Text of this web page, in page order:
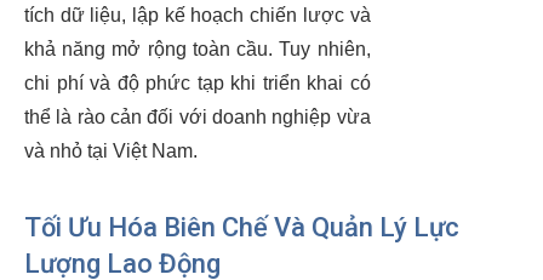
tích dữ liệu, lập kế hoạch chiến lược và
khả năng mở rộng toàn cầu. Tuy nhiên,
chi phí và độ phức tạp khi triển khai có
thể là rào cản đối với doanh nghiệp vừa
và nhỏ tại Việt Nam.
Tối Ưu Hóa Biên Chế Và Quản Lý Lực
Lượng Lao Động